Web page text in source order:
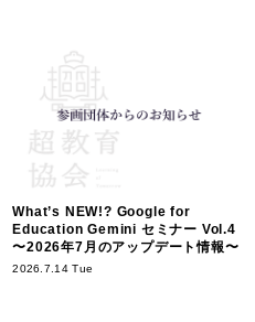
What’s NEW!? Google for
Education Gemini セミナー Vol.4
〜2026年7月のアップデート情報〜
2026.7.14 Tue